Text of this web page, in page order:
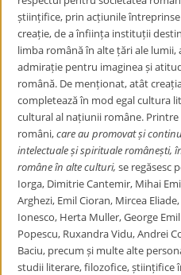
științifice, prin acțiunile
creație, de a înființa instituții
limba română în alte țări ale
admirație pentru imaginea și
română. De menționat, atât
completează în mod egal cultura
cultural al națiunii române.
români,care au promovat și
intelectuale și spirituale românești,
române în alte culturi, se regăsesc
Iorga, Dimitrie Cantemir, Mihai
Arghezi, Emil Cioran, Mircea Eliade,
Ionesco, Herta Muller,George
Popescu, Ruxandra Vidu, Andrei
Baciu, precum și multe alte
studii literare, filozofice, științifice